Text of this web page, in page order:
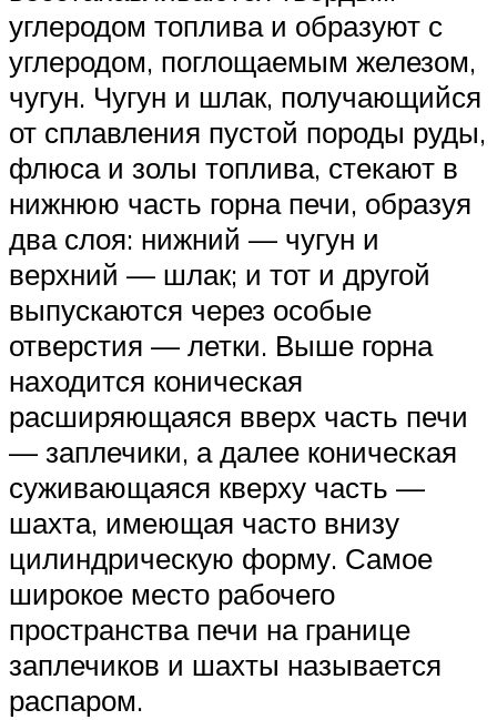
углеродом топлива и образуют с
углеродом, поглощаемым железом,
чугун. Чугун и шлак, получающийся
от сплавления пустой породы руды,
флюса и золы топлива, стекают в
нижнюю часть горна печи, образуя
два слоя: нижний — чугун и
верхний — шлак; и тот и другой
выпускаются через особые
отверстия — летки. Выше горна
находится коническая
расширяющаяся вверх часть печи
— заплечики, а далее коническая
суживающаяся кверху часть —
шахта, имеющая часто внизу
цилиндрическую форму. Самое
широкое место рабочего
пространства печи на границе
заплечиков и шахты называется
распаром.